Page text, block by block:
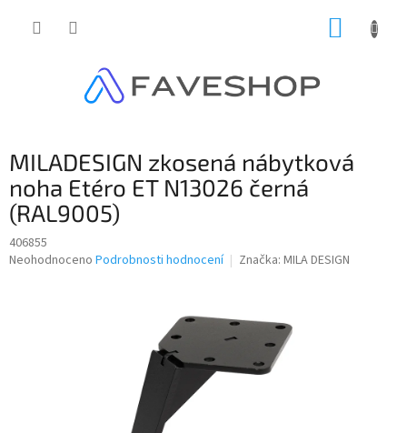
MILADESIGN zkosená nábytková
noha Etéro ET N13026 černá
(RAL9005)
406855
Průměrné
Neohodnoceno Podrobnosti hodnocení Značka: MILA DESIGN